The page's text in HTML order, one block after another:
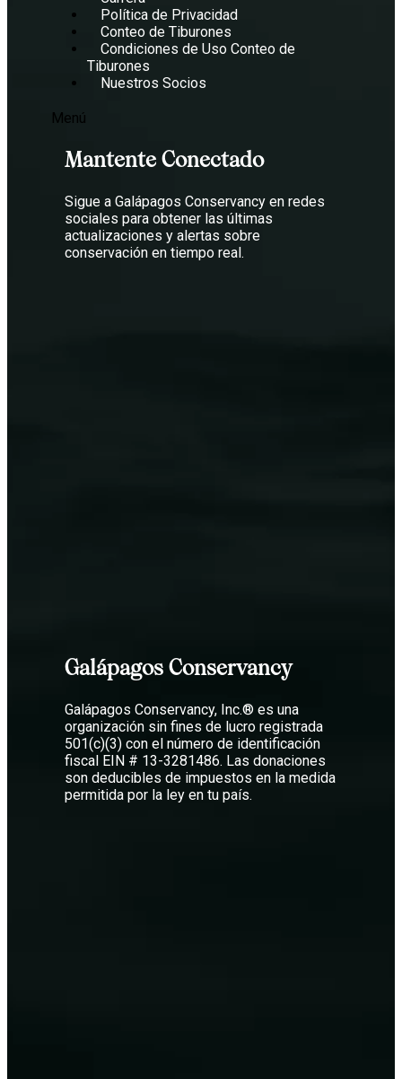
Política de Privacidad
Conteo de Tiburones
Condiciones de Uso Conteo de
Tiburones
Nuestros Socios
Menú
Mantente Conectado
Sigue a Galápagos Conservancy en redes
sociales para obtener las últimas
actualizaciones y alertas sobre
conservación en tiempo real.
Galápagos Conservancy
Galápagos Conservancy, Inc.® es una
organización sin fines de lucro registrada
501(c)(3) con el número de identificación
fiscal EIN # 13-3281486. Las donaciones
son deducibles de impuestos en la medida
permitida por la ley en tu país.